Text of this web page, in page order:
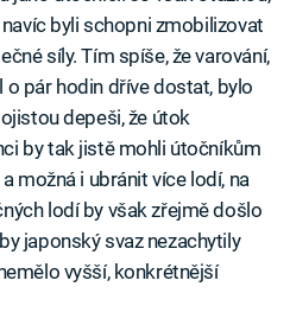
byli schopni zmobilizovat
síly. Tím spíše, že varování,
pár hodin dříve dostat, bylo
depeši, že útok
by tak jistě mohli útočníkům
možná i ubránit více lodí, na
lodí by však zřejmě došlo
japonský svaz nezachytily
vyšší, konkrétnější